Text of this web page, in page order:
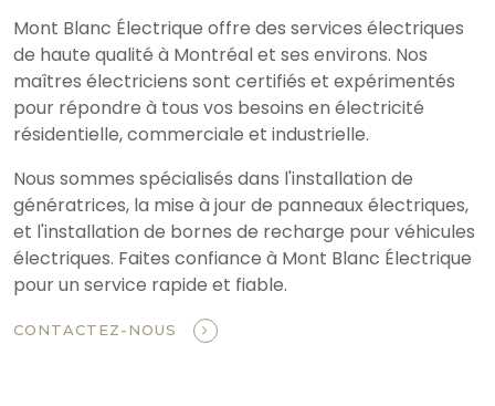
Mont Blanc Électrique offre des services électriques
de haute qualité à Montréal et ses environs. Nos
maîtres électriciens sont certifiés et expérimentés
pour répondre à tous vos besoins en électricité
résidentielle, commerciale et industrielle.
Nous sommes spécialisés dans l'installation de
génératrices, la mise à jour de panneaux électriques,
et l'installation de bornes de recharge pour véhicules
électriques. Faites confiance à Mont Blanc Électrique
pour un service rapide et fiable.
CONTACTEZ-NOUS